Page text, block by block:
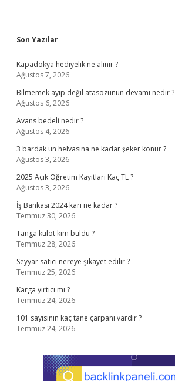
Sidebar
Son Yazılar
Kapadokya hediyelik ne alınır ?
Ağustos 7, 2026
Bilmemek ayıp değil atasözünün devamı nedir ?
Ağustos 6, 2026
Avans bedeli nedir ?
Ağustos 4, 2026
3 bardak un helvasına ne kadar şeker konur ?
Ağustos 3, 2026
2025 Açık Öğretim Kayıtları Kaç TL ?
Ağustos 3, 2026
İş Bankası 2024 karı ne kadar ?
Temmuz 30, 2026
Tanga külot kim buldu ?
Temmuz 28, 2026
Seyyar satıcı nereye şikayet edilir ?
Temmuz 25, 2026
Karga yırtıcı mı ?
Temmuz 24, 2026
101 sayısının kaç tane çarpanı vardır ?
Temmuz 24, 2026